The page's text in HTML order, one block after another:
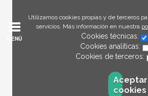
Utilizamos cookies propias y de terceros
servicios. Más información en nuestra
Cookies técnicas:
Cookies analíticas:
Cookies de terceros:
Aceptar
cookies
MENÚ